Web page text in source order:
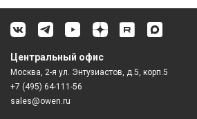
Центральный офис
Москва, 2-я ул. Энтузиастов, д.5, корп.5
+7 (495) 64-111-56
sales@owen.ru